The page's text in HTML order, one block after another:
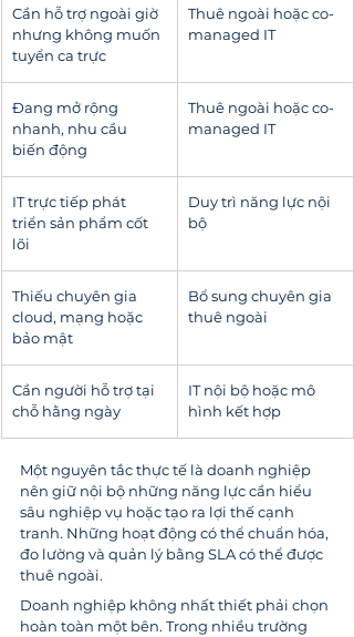
Cần hỗ trợ ngoài giờ
nhưng không muốn
tuyển ca trực
Thuê ngoài hoặc co-
managed IT
Đang mở rộng
nhanh, nhu cầu
biến động
Thuê ngoài hoặc co-
managed IT
IT trực tiếp phát
triển sản phẩm cốt
lõi
Duy trì năng lực nội
bộ
Thiếu chuyên gia
cloud, mạng hoặc
bảo mật
Bổ sung chuyên gia
thuê ngoài
Cần người hỗ trợ tại
chỗ hằng ngày
IT nội bộ hoặc mô
hình kết hợp
Một nguyên tắc thực tế là doanh nghiệp
nên giữ nội bộ những năng lực cần hiểu
sâu nghiệp vụ hoặc tạo ra lợi thế cạnh
tranh. Những hoạt động có thể chuẩn hóa,
đo lường và quản lý bằng SLA có thể được
thuê ngoài.
Doanh nghiệp không nhất thiết phải chọn
hoàn toàn một bên. Trong nhiều trường